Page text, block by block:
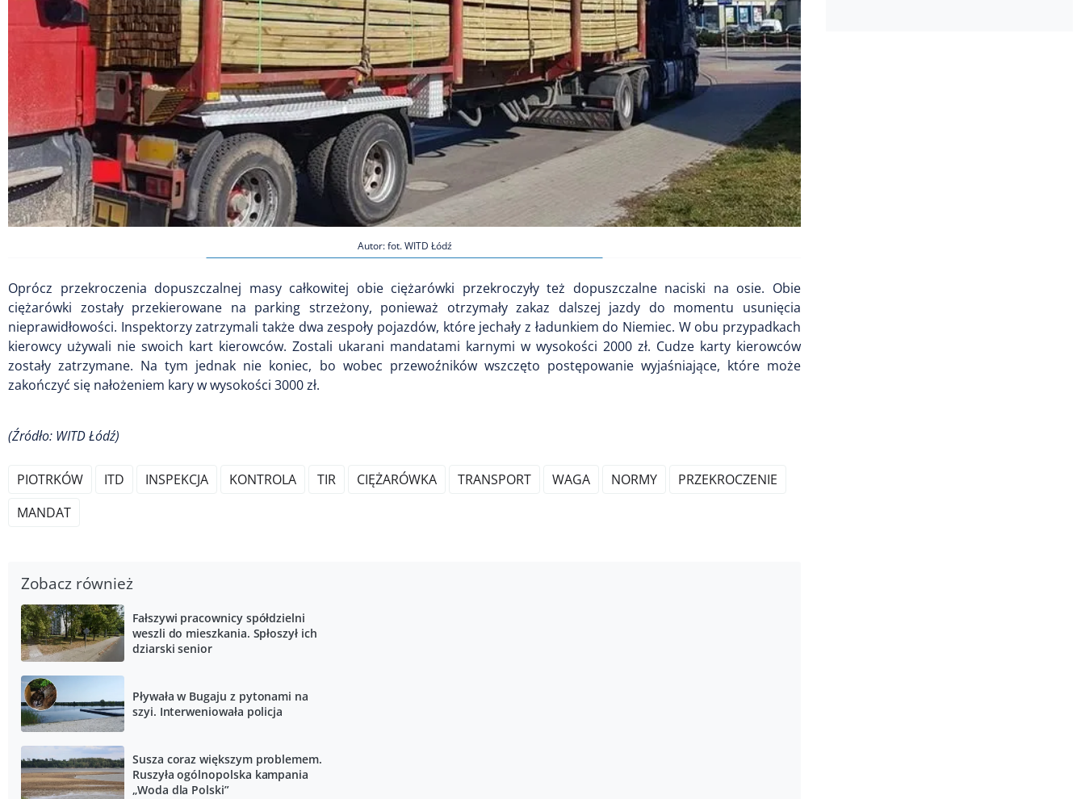
Autor: fot. WITD Łódź
Oprócz przekroczenia dopuszczalnej masy całkowitej obie ciężarówki przekroczyły też dopuszczalne naciski na osie. Obie
ciężarówki zostały przekierowane na parking strzeżony, ponieważ otrzymały zakaz dalszej jazdy do momentu usunięcia
nieprawidłowości. Inspektorzy zatrzymali także dwa zespoły pojazdów, które jechały z ładunkiem do Niemiec. W obu przypadkach
kierowcy używali nie swoich kart kierowców. Zostali ukarani mandatami karnymi w wysokości 2000 zł. Cudze karty kierowców
zostały zatrzymane. Na tym jednak nie koniec, bo wobec przewoźników wszczęto postępowanie wyjaśniające, które może
zakończyć się nałożeniem kary w wysokości 3000 zł.
(Źródło: WITD Łódź)
PIOTRKÓW ITD INSPEKCJA KONTROLA TIR CIĘŻARÓWKA TRANSPORT WAGA NORMY
PRZEKROCZENIE
MANDAT
Zobacz również
Fałszywi pracownicy spółdzielni
weszli do mieszkania. Spłoszył ich
dziarski senior
Pływała w Bugaju z pytonami na
szyi. Interweniowała policja
Susza coraz większym problemem.
Ruszyła ogólnopolska kampania
„Woda dla Polski”